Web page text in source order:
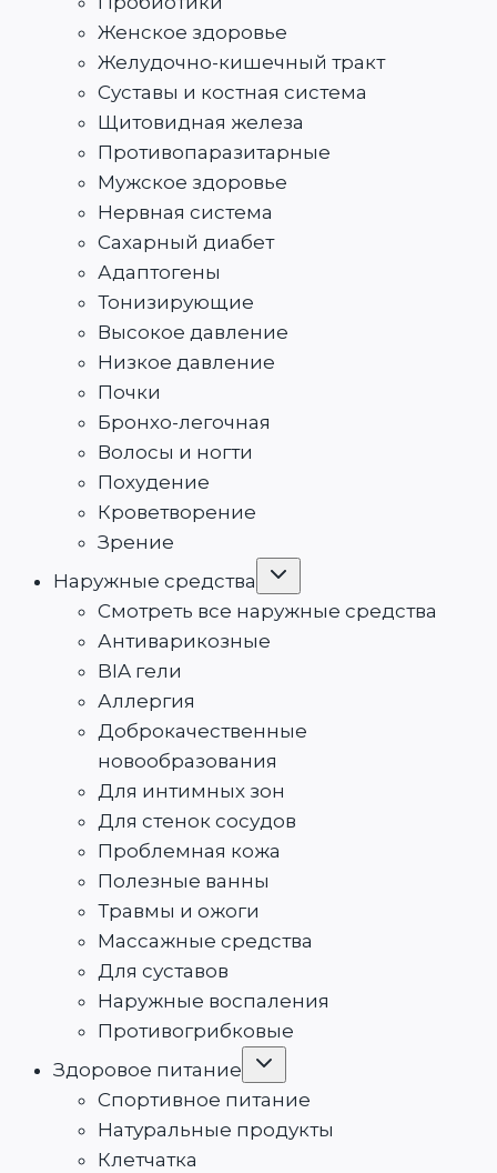
Женское здоровье
Желудочно-кишечный тракт
Суставы и костная система
Щитовидная железа
Противопаразитарные
Мужское здоровье
Нервная система
Сахарный диабет
Адаптогены
Тонизирующие
Высокое давление
Низкое давление
Почки
Бронхо-легочная
Волосы и ногти
Похудение
Кроветворение
Зрение
Наружные средства
Переключить
Смотреть все наружные средства
Антиварикозные
BIA гели
Аллергия
Доброкачественные
новообразования
Для интимных зон
Для стенок сосудов
Проблемная кожа
Полезные ванны
Травмы и ожоги
Массажные средства
Для суставов
Наружные воспаления
Противогрибковые
Здоровое питание
Переключить
Спортивное питание
Натуральные продукты
Клетчатка